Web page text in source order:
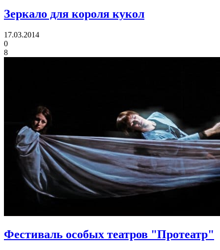
Зеркало для короля кукол
17.03.2014
0
8
Фестиваль особых театров "Протеатр"